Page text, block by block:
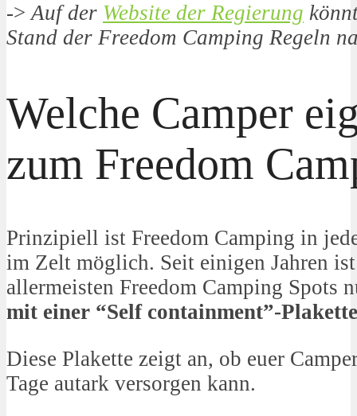
->Auf der Website der Regierung
Stand der Freedom Camping Regeln
Welche Camper
zum Freedom
Prinzipiell ist Freedom Camping in
im Zelt möglich. Seit einigen Jahren ist
allermeisten Freedom Camping Spots
mit einer “Self containment”-Plakette
Diese Plakette zeigt an, ob euer
Tage autark versorgen kann.